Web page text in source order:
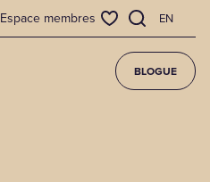
Espace membres EN
BLOGUE